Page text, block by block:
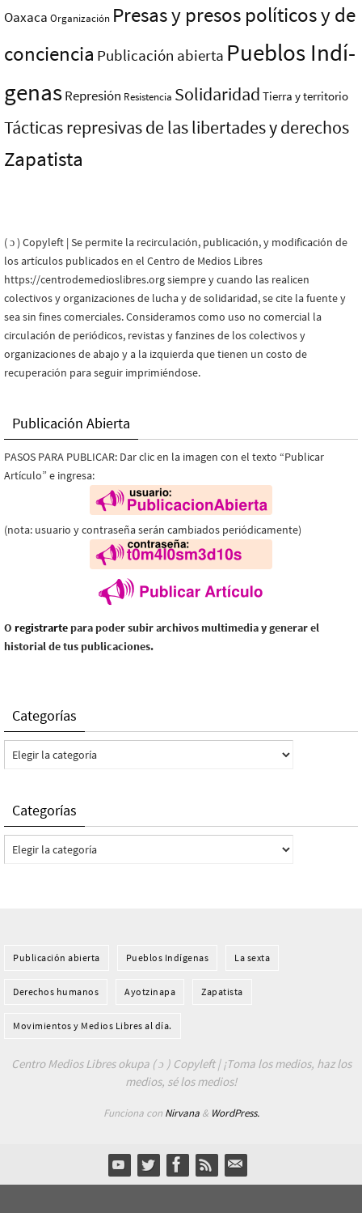
Oaxaca Organización Presas y presos polí­ticos y de
conciencia Publicación abierta Pueblos Indí­
genasRepresión Resistencia Solidaridad Tierra y territorio
Tácticas represivas de las libertades y derechos
Zapatista
( ɔ ) Copyleft | Se permite la recirculación, publicación, y modificación de
los artículos publicados en el Centro de Medios Libres
https://centrodemedioslibres.org siempre y cuando las realicen
colectivos y organizaciones de lucha y de solidaridad, se cite la fuente y
sea sin fines comerciales. Consideramos como uso no comercial la
circulación de periódicos, revistas y fanzines de los colectivos y
organizaciones de abajo y a la izquierda que tienen un costo de
recuperación para seguir imprimiéndose.
Publicación Abierta
PASOS PARA PUBLICAR: Dar clic en la imagen con el texto “Publicar
Artículo” e ingresa:
(nota: usuario y contraseña serán cambiados periódicamente)
O registrarte para poder subir archivos multimedia y generar el
historial de tus publicaciones.
Categorías
Categorías
Categorías
Categorías
Publicación abierta Pueblos Indí­genas La sexta
Derechos humanos Ayotzinapa Zapatista
Movimientos y Medios Libres al día.
Centro Medios Libres okupa ( ɔ ) Copyleft | ¡Toma los medios, haz los
medios, sé los medios!
Funciona con Nirvana& WordPress.